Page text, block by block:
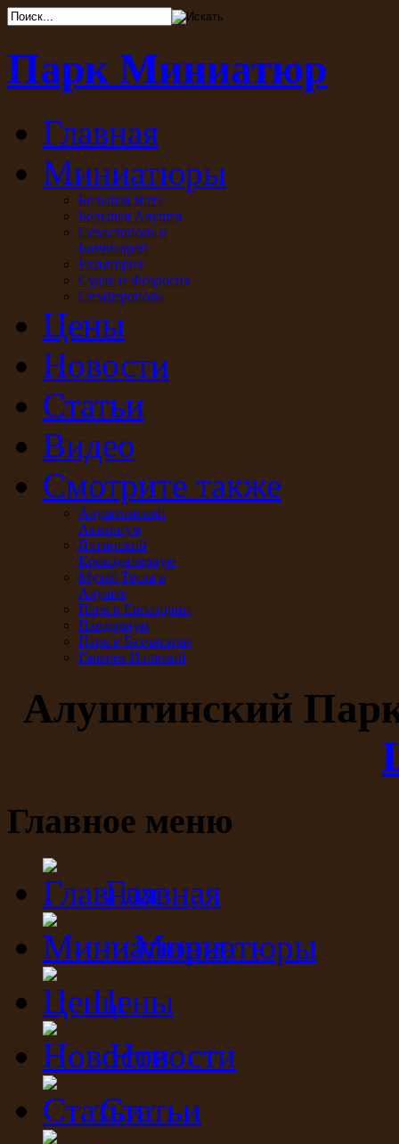
Парк Миниатюр
Главная
Миниатюры
Большая Ялта
Большая Алушта
Севастополь и
Бахчисарай
Евпатория
Судак и Феодосия
Симферополь
Цены
Новости
Статьи
Видео
Смотрите также
Алуштинский
Аквариум
Ялтинский
Крокодиляриум
Музей Тесла в
Алуште
Парк в Евпатории
Пандориум
Парк в Бахчисарае
Галерея Иллюзий
Алуштинский
Главное меню
Главная
Миниатюры
Цены
Новости
Статьи